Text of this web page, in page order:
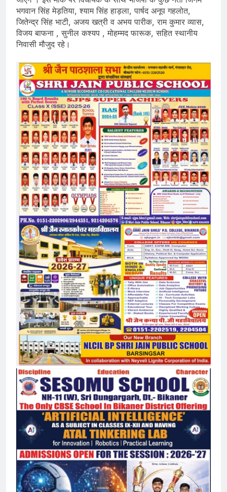
भगवान सिंह मेड़तिया, श्याम सिंह हाड़ला, पार्षद अनूप गहलोत,
जितेन्द्र सिंह भाटी, अजय खत्री व अभय पारीक, राम कुमार व्यास,
विजय बाफना , सुनील कश्यप , मोहम्मद फारूक, सहित स्थानीय
निवासी मौजुद रहे।